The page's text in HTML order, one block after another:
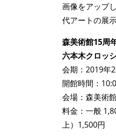
画像をアップ
代アートの展
森美術館15周
六本木クロッ
会期：2019年
開館時間：
会場：森美術
料金：一般
上）1,500円